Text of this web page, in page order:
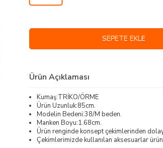
SEPETE EKLE
Ürün Açıklaması
Kumaş:TRİKO/ÖRME
Ürün Uzunluk:85cm.
Modelin Bedeni:38/M beden.
Manken Boyu:1.68cm.
Ürün renginde konsept çekimlerinden
Çekimlerimizde kullanılan aksesuarlar